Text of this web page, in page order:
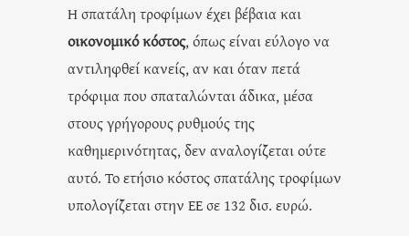
Η σπατάλη τροφίμων έχει βέβαια και
οικονομικό κόστος, όπως είναι εύλογο να
αντιληφθεί κανείς, αν και όταν πετά
τρόφιμα που σπαταλώνται άδικα, μέσα
στους γρήγορους ρυθμούς της
καθημερινότητας, δεν αναλογίζεται ούτε
αυτό. Το ετήσιο κόστος σπατάλης τροφίμων
υπολογίζεται στην ΕΕ σε 132 δισ. ευρώ.